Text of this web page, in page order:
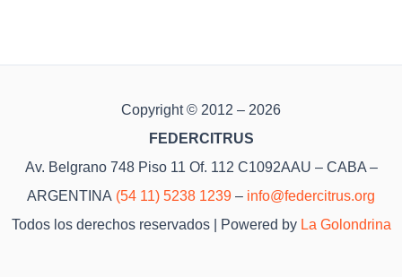
Copyright © 2012 – 2026
FEDERCITRUS
Av. Belgrano 748 Piso 11 Of. 112 C1092AAU – CABA –
ARGENTINA (54 11) 5238 1239 – info@federcitrus.org
Todos los derechos reservados | Powered by La Golondrina